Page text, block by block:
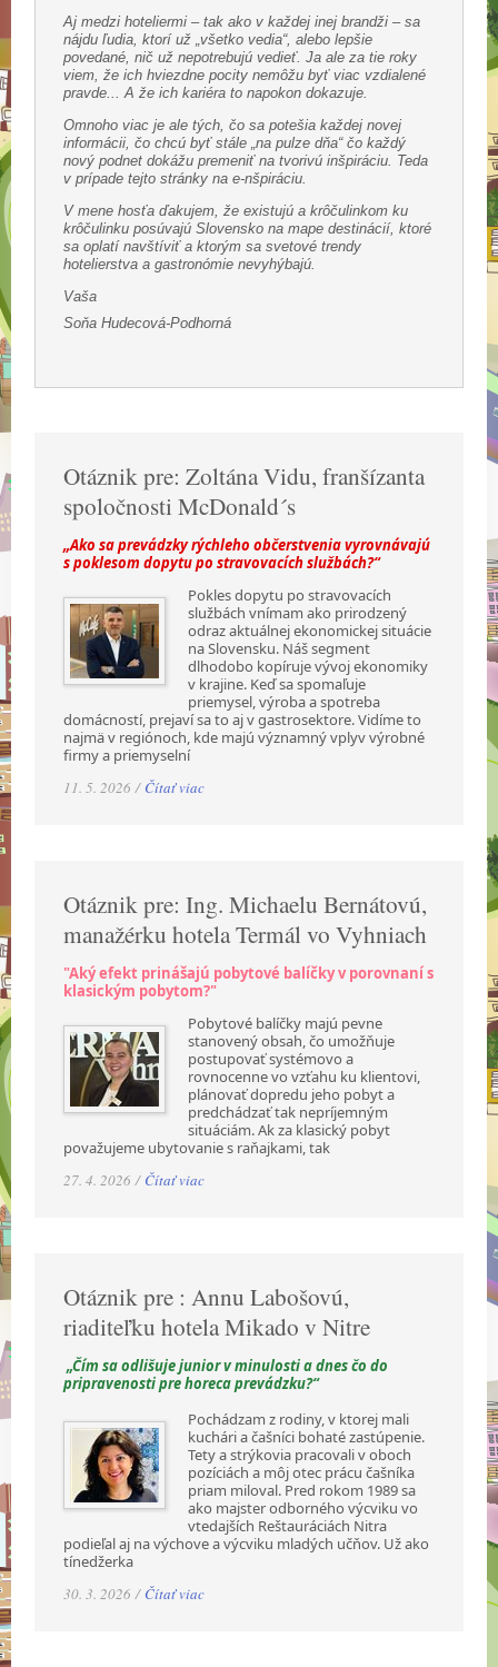
Aj medzi hoteliermi – tak ako v každej inej brandži – sa
nájdu ľudia, ktorí už „všetko vedia“, alebo lepšie
povedané, nič už nepotrebujú vedieť. Ja ale za tie roky
viem, že ich hviezdne pocity nemôžu byť viac vzdialené
pravde... A že ich kariéra to napokon dokazuje.
Omnoho viac je ale tých, čo sa potešia každej novej
informácii, čo chcú byť stále „na pulze dňa“ čo každý
nový podnet dokážu premeniť na tvorivú inšpiráciu. Teda
v prípade tejto stránky na e-nšpiráciu.
V mene hosťa ďakujem, že existujú a krôčulinkom ku
krôčulinku posúvajú Slovensko na mape destinácií, ktoré
sa oplatí navštíviť a ktorým sa svetové trendy
hotelierstva a gastronómie nevyhýbajú.
Vaša
Soňa Hudecová-Podhorná
Otáznik pre: Zoltána Vidu, franšízanta
spoločnosti McDonald´s
„Ako sa prevádzky rýchleho občerstvenia vyrovnávajú
s poklesom dopytu po stravovacích službách?“
Pokles dopytu po stravovacích
službách vnímam ako prirodzený
odraz aktuálnej ekonomickej situácie
na Slovensku. Náš segment
dlhodobo kopíruje vývoj ekonomiky
v krajine. Keď sa spomaľuje
priemysel, výroba a spotreba
domácností, prejaví sa to aj v gastrosektore. Vidíme to
najmä v regiónoch, kde majú významný vplyv výrobné
firmy a priemyselní
11. 5. 2026 / Čítať viac
Otáznik pre: Ing. Michaelu Bernátovú,
manažérku hotela Termál vo Vyhniach
"Aký efekt prinášajú pobytové balíčky v porovnaní s
klasickým pobytom?"
Pobytové balíčky majú pevne
stanovený obsah, čo umožňuje
postupovať systémovo a
rovnocenne vo vzťahu ku klientovi,
plánovať dopredu jeho pobyt a
predchádzať tak nepríjemným
situáciám. Ak za klasický pobyt
považujeme ubytovanie s raňajkami, tak
27. 4. 2026 / Čítať viac
Otáznik pre : Annu Labošovú,
riaditeľku hotela Mikado v Nitre
„Čím sa odlišuje junior v minulosti a dnes čo do
pripravenosti pre horeca prevádzku?“
Pochádzam z rodiny, v ktorej mali
kuchári a čašníci bohaté zastúpenie.
Tety a strýkovia pracovali v oboch
pozíciách a môj otec prácu čašníka
priam miloval. Pred rokom 1989 sa
ako majster odborného výcviku vo
vtedajších Reštauráciách Nitra
podieľal aj na výchove a výcviku mladých učňov. Už ako
tínedžerka
30. 3. 2026 / Čítať viac